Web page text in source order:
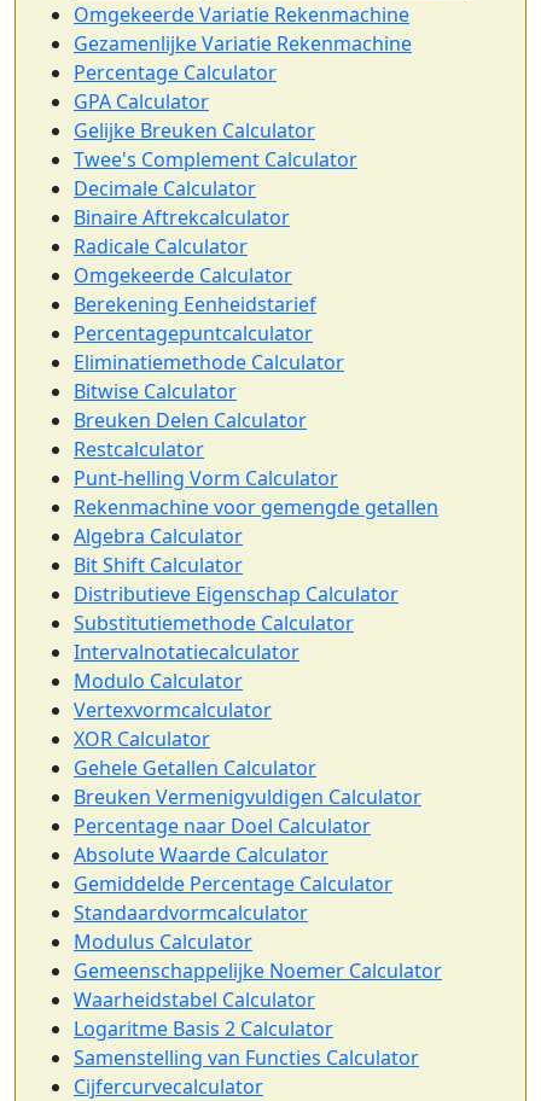
Omgekeerde Variatie Rekenmachine
Gezamenlijke Variatie Rekenmachine
Percentage Calculator
GPA Calculator
Gelijke Breuken Calculator
Twee's Complement Calculator
Decimale Calculator
Binaire Aftrekcalculator
Radicale Calculator
Omgekeerde Calculator
Berekening Eenheidstarief
Percentagepuntcalculator
Eliminatiemethode Calculator
Bitwise Calculator
Breuken Delen Calculator
Restcalculator
Punt-helling Vorm Calculator
Rekenmachine voor gemengde getallen
Algebra Calculator
Bit Shift Calculator
Distributieve Eigenschap Calculator
Substitutiemethode Calculator
Intervalnotatiecalculator
Modulo Calculator
Vertexvormcalculator
XOR Calculator
Gehele Getallen Calculator
Breuken Vermenigvuldigen Calculator
Percentage naar Doel Calculator
Absolute Waarde Calculator
Gemiddelde Percentage Calculator
Standaardvormcalculator
Modulus Calculator
Gemeenschappelijke Noemer Calculator
Waarheidstabel Calculator
Logaritme Basis 2 Calculator
Samenstelling van Functies Calculator
Cijfercurvecalculator